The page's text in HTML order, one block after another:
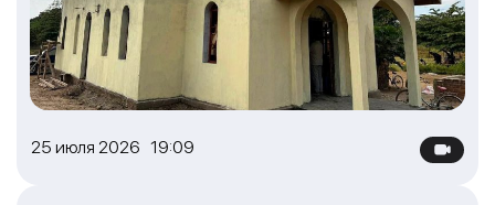
25 июля 2026 19:09